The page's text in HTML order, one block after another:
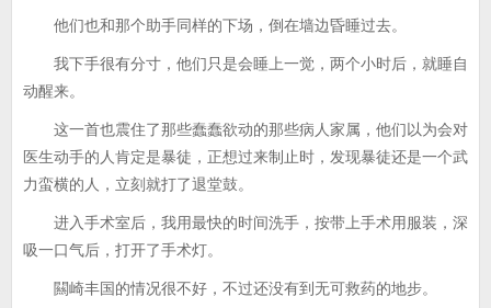
他们也和那个助手同样的下场，倒在墙边昏睡过去。
我下手很有分寸，他们只是会睡上一觉，两个小时后，就睡自
动醒来。
这一首也震住了那些蠢蠢欲动的那些病人家属，他们以为会对
医生动手的人肯定是暴徒，正想过来制止时，发现暴徒还是一个武
力蛮横的人，立刻就打了退堂鼓。
进入手术室后，我用最快的时间洗手，按带上手术用服装，深
吸一口气后，打开了手术灯。
闗崎丰国的情况很不好，不过还没有到无可救药的地步。